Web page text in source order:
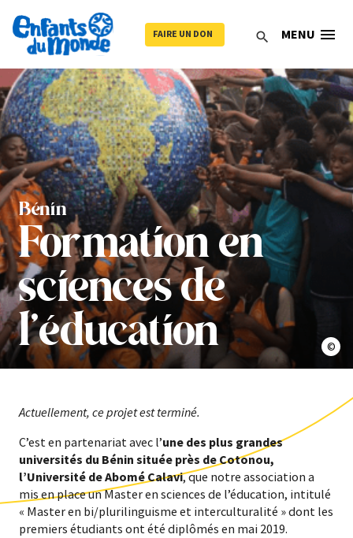
search
FAIRE UN DON MENU menu
Bénin
Formation en
sciences de
l’éducation
©
Actuellement, ce projet est terminé.
C’est en partenariat avec l’une des plus grandes
universités du Bénin située près de Cotonou,
l’Université de Abomé Calavi, que notre association a
mis en place un Master en sciences de l’éducation, intitulé
« Master en bi/plurilinguisme et interculturalité » dont les
premiers étudiants ont été diplômés en mai 2019.